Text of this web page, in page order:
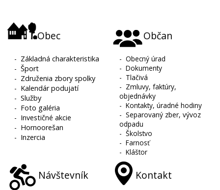
Obec
- Základná charakteristika
-Šport
- Združenia zbory spolky
- Kalendár podujatí
-Služby
- Foto galéria
- Investičné akcie
- Hornoorešan
- Inzercia
Občan
-Obecný úrad
-Dokumenty
- Tlačivá
- Zmluvy, faktúry,
objednávky
-Kontakty, úradné hodiny
-Separovaný zber, vývoz
odpadu
-Školstvo
-Farnosť
-Kláštor
Návštevník Kontakt